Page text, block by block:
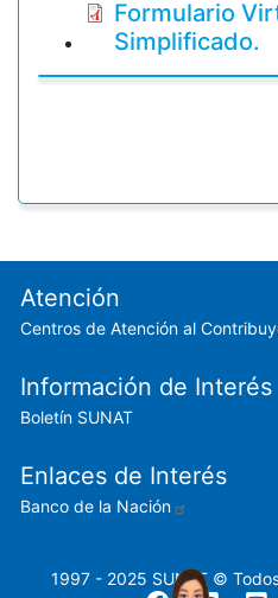
Formulario
Simplificado.
Footer menu
Atención
Centros de Atención al
Información de Interés
Boletín SUNAT
Enlaces de Interés
Banco de la Nación
1997 - 2025 SUNAT ©